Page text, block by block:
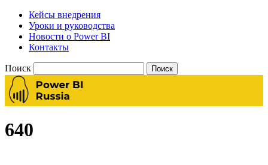
Кейсы внедрения
Уроки и руководства
Новости о Power BI
Контакты
Поиск
640